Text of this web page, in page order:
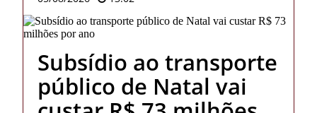
Subsídio ao transporte
público de Natal vai